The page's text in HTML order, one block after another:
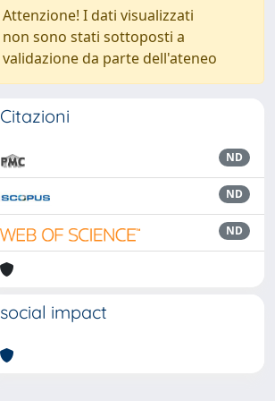
Attenzione! I dati visualizzati
non sono stati sottoposti a
validazione da parte dell'ateneo
Citazioni
ND
ND
ND
social impact